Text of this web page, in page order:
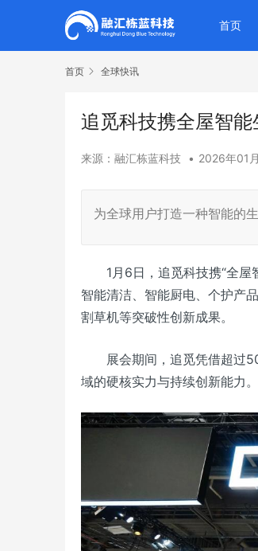
首页
首页 全球快讯
追觅科技携全屋智
来源：融汇栋蓝科技 • 2026年01
为全球用户打造一种智能的生
1月6日，追觅科技携“全
智能清洁、智能厨电、个护产
割草机等突破性创新成果。
展会期间，追觅凭借超过
域的硬核实力与持续创新能力。